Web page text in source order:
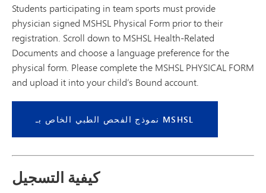
Students participating in team sports must provide
physician signed MSHSL Physical Form prior to their
registration. Scroll down to MSHSL Health-Related
Documents and choose a language preference for the
physical form. Please complete the MSHSL PHYSICAL FORM
and upload it into your child’s Bound account.
نموذج الفحص الطبي الخاص بـ MSHSL
كيفية التسجيل